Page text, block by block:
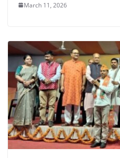
March 11, 2026